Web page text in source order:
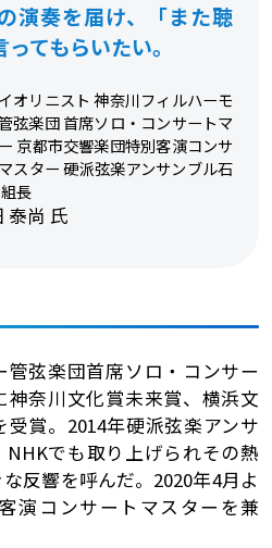
演奏を届け、「また聴
てもらいたい。
オリニスト 神奈川フィルハーモ
弦楽団 首席ソロ・コンサートマ
京都市交響楽団特別客演コンサ
スター 硬派弦楽アンサンブル石
長
泰尚 氏
弦楽団首席ソロ・コンサー
神奈川文化賞未来賞、横浜文
賞。2014年硬派弦楽アンサ
NHKでも取り上げられその熱
反響を呼んだ。2020年4月よ
演コンサートマスターを兼